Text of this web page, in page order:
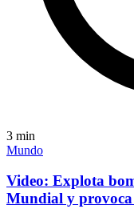
3 min
Mundo
Video: Explota
Mundial y provoca